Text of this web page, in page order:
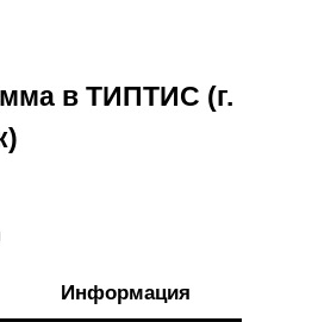
в ТИПТИС (г.
Информация